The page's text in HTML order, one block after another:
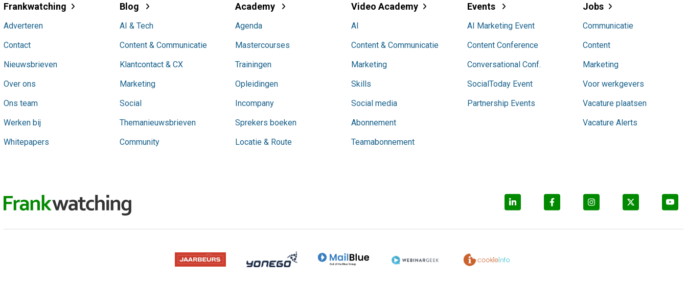
Frankwatching
Adverteren
Contact
Nieuwsbrieven
Over ons
Ons team
Werken bij
Whitepapers
Blog
AI & Tech
Content & Communicatie
Klantcontact & CX
Marketing
Social
Themanieuwsbrieven
Community
Academy
Agenda
Mastercourses
Trainingen
Opleidingen
Incompany
Sprekers boeken
Locatie & Route
Video Academy
AI
Content & Communicatie
Marketing
Skills
Social media
Abonnement
Teamabonnement
Events
AI Marketing Event
Content Conference
Conversational Conf.
SocialToday Event
Partnership Events
Jobs
Communicatie
Content
Marketing
Voor werkgevers
Vacature plaatsen
Vacature Alerts